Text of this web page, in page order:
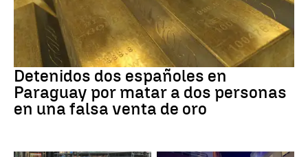
Paraguay
Detenidos dos españoles en
Paraguay por matar a dos personas
en una falsa venta de oro